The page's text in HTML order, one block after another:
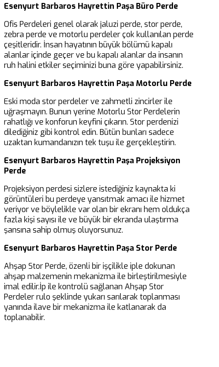
Esenyurt Barbaros Hayrettin Paşa Büro Perde
Ofis Perdeleri genel olarak jaluzi perde, stor perde,
zebra perde ve motorlu perdeler çok kullanılan perde
çeşitleridir. İnsan hayatının büyük bölümü kapalı
alanlar içinde geçer ve bu kapalı alanlar da insanın
ruh halini etkiler seçiminizi buna göre yapabilirsiniz.
Esenyurt Barbaros Hayrettin Paşa Motorlu Perde
Eski moda stor perdeler ve zahmetli zincirler ile
uğraşmayın. Bunun yerine Motorlu Stor Perdelerin
rahatlığı ve konforun keyfini çıkarın. Stor perdenizi
dilediğiniz gibi kontrol edin. Bütün bunları sadece
uzaktan kumandanızın tek tuşu ile gerçekleştirin.
Esenyurt Barbaros Hayrettin Paşa Projeksiyon
Perde
Projeksiyon perdesi sizlere istediğiniz kaynakta ki
görüntüleri bu perdeye yansıtmak amacı ile hizmet
veriyor ve böylelikle var olan bir ekranı hem oldukça
fazla kişi sayısı ile ve büyük bir ekranda ulaştırma
şansına sahip olmuş oluyorsunuz.
Esenyurt Barbaros Hayrettin Paşa Stor Perde
Ahşap Stor Perde, özenli bir işçilikle iple dokunan
ahşap malzemenin mekanizma ile birleştirilmesiyle
imal edilir.İp ile kontrolü sağlanan Ahşap Stor
Perdeler rulo şeklinde yukarı sarılarak toplanması
yanında ilave bir mekanizma ile katlanarak da
toplanabilir.